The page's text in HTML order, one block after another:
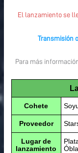
El lanzamiento se
Transmisión
Para más
Cohete
Proveedor
Lugar de
lanzamiento